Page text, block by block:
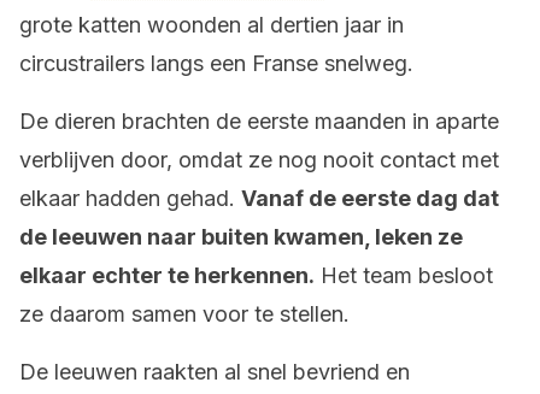
grote katten woonden al dertien jaar in
circustrailers langs een Franse snelweg.
De dieren brachten de eerste maanden in aparte
verblijven door, omdat ze nog nooit contact met
elkaar hadden gehad. Vanaf de eerste dag dat
de leeuwen naar buiten kwamen, leken ze
elkaar echter te herkennen. Het team besloot
ze daarom samen voor te stellen.
De leeuwen raakten al snel bevriend en